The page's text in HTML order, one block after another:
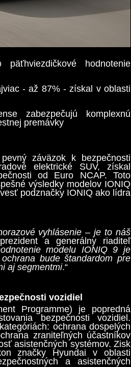
hodnotenie
- až 87% - získal v oblasti
zabezpečujú komplexnú
premávky
záväzok k bezpečnosti
elektrické SUV, získal
od Euro NCAP. Toto
výsledky modelov IONIQ
podznačky IONIQ ako lídra
vyhlásenie – je to náš
a generálny riaditeľ
modelu IONIQ 9 je
bude štandardom pre
aj segmentmi.“
vozidiel
Programme) je popredná
bezpečnosti vozidiel.
ochrana dospelých
zraniteľných účastníkov
asistenčných systémov. Zisk
značky Hyundai v oblasti
a asistenčných